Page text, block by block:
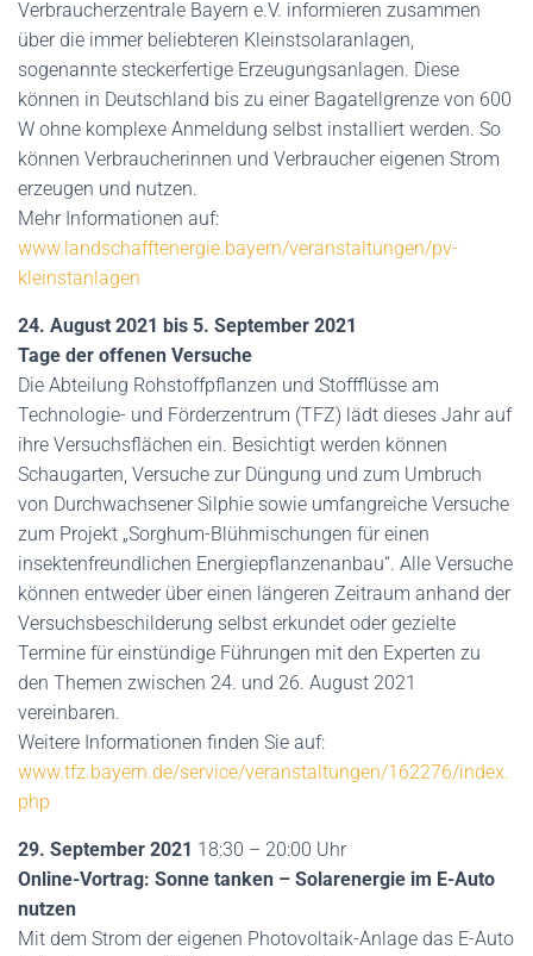
Verbraucherzentrale Bayern e.V. informieren zusammen
über die immer beliebteren Kleinstsolaranlagen,
sogenannte steckerfertige Erzeugungsanlagen. Diese
können in Deutschland bis zu einer Bagatellgrenze von 600
W ohne komplexe Anmeldung selbst installiert werden. So
können Verbraucherinnen und Verbraucher eigenen Strom
erzeugen und nutzen.
Mehr Informationen auf:
www.landschafftenergie.bayern/veranstaltungen/pv-
kleinstanlagen
24. August 2021 bis 5. September 2021
Tage der offenen Versuche
Die Abteilung Rohstoffpflanzen und Stoffflüsse am
Technologie- und Förderzentrum (TFZ) lädt dieses Jahr auf
ihre Versuchsflächen ein. Besichtigt werden können
Schaugarten, Versuche zur Düngung und zum Umbruch
von Durchwachsener Silphie sowie umfangreiche Versuche
zum Projekt „Sorghum-Blühmischungen für einen
insektenfreundlichen Energiepflanzenanbau“. Alle Versuche
können entweder über einen längeren Zeitraum anhand der
Versuchsbeschilderung selbst erkundet oder gezielte
Termine für einstündige Führungen mit den Experten zu
den Themen zwischen 24. und 26. August 2021
vereinbaren.
Weitere Informationen finden Sie auf:
www.tfz.bayern.de/service/veranstaltungen/162276/index.
php
29. September 2021 18:30 – 20:00 Uhr
Online-Vortrag: Sonne tanken – Solarenergie im E-Auto
nutzen
Mit dem Strom der eigenen Photovoltaik-Anlage das E-Auto